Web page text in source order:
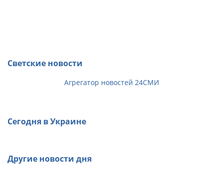
Светские новости
Агрегатор новостей 24СМИ
Сегодня в Украине
Другие новости дня